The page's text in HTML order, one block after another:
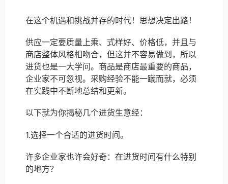
在这个机遇和挑战并存的时代！思想决定出路！
供应一定要质量上乘、式样好、价格低，并且与
商店整体风格相吻合，但这并不容易做到，所以
进货也是一大学问。商品是商店最重要的商品，
企业家不可忽视。采购经验不能一蹴而就，必须
在实践中不断地总结和更新。
以下就为你揭秘几个进货生意经：
1.选择一个合适的进货时间。
许多企业家也许会好奇：在进货时间有什么特别
的地方？